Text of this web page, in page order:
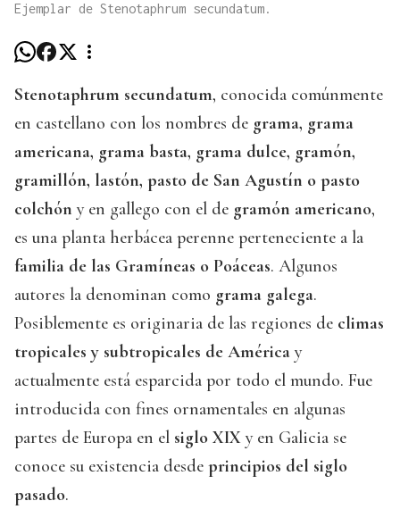
Ejemplar de Stenotaphrum secundatum.
Stenotaphrum secundatum, conocida comúnmente
en castellano con los nombres de grama, grama
americana, grama basta, grama dulce, gramón,
gramillón, lastón, pasto de San Agustín o pasto
colchón y en gallego con el de gramón americano,
es una planta herbácea perenne perteneciente a la
familia de las Gramíneas o Poáceas. Algunos
autores la denominan como grama galega.
Posiblemente es originaria de las regiones de climas
tropicales y subtropicales de América y
actualmente está esparcida por todo el mundo. Fue
introducida con fines ornamentales en algunas
partes de Europa en el siglo XIX y en Galicia se
conoce su existencia desde principios del siglo
pasado.